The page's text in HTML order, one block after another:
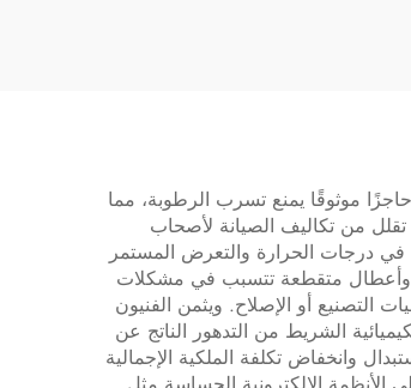
موثوقًا يمنع تسرب الرطوبة، مما
تقلل من تكاليف الصيانة لأصحاب
في درجات الحرارة والتعرض المستمر
وأعطال متقطعة تتسبب في مشكلات
التصنيع أو الإصلاح. ويثمن الفنيون
الشريط من التدهور الناتج عن
وانخفاض تكلفة الملكية الإجمالية